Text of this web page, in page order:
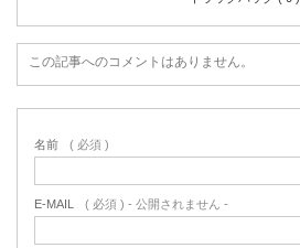
この記事へのコメントはありません。
名前 ( 必須 )
E-MAIL ( 必須 ) - 公開されません -